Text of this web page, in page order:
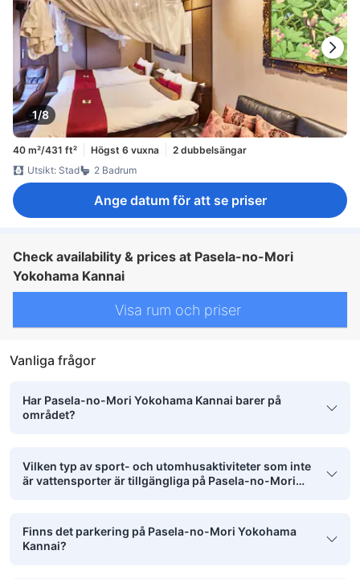
1/8
40 m²/431 ft² Högst 6 vuxna
2 dubbelsängar
Utsikt: Stad
2 Badrum
Ange datum för att se priser
Check availability & prices at Pasela-no-Mori
Yokohama Kannai
Visa rum och priser
Vanliga frågor
Har Pasela-no-Mori Yokohama Kannai barer på
området?
Vilken typ av sport- och utomhusaktiviteter som inte
är vattensporter är tillgängliga på Pasela-no-Mori
Finns det parkering på Pasela-no-Mori Yokohama
Kannai?